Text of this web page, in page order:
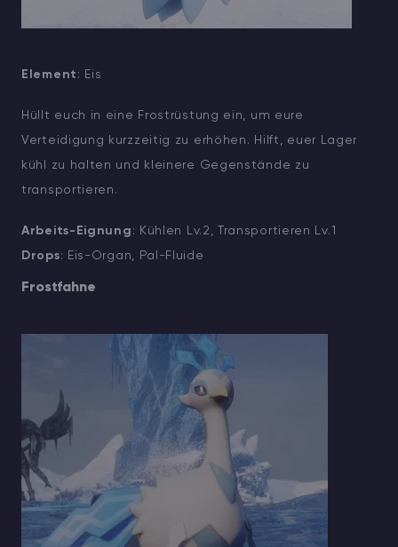
Element : Eis
Hüllt euch in eine Frostrüstung ein, um eure
Verteidigung kurzzeitig zu erhöhen. Hilft, euer Lager
kühl zu halten und kleinere Gegenstände zu
transportieren.
Arbeits-Eignung : Kühlen Lv.2, Transportieren Lv.1
Drops: Eis-Organ, Pal-Fluide
Frostfahne